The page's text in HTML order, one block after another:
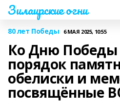
Зилаирские огни
80 лет Победы 6 МАЯ 2025, 10:55
Ко Дню Победы
порядок
обелиски и
посвящённые